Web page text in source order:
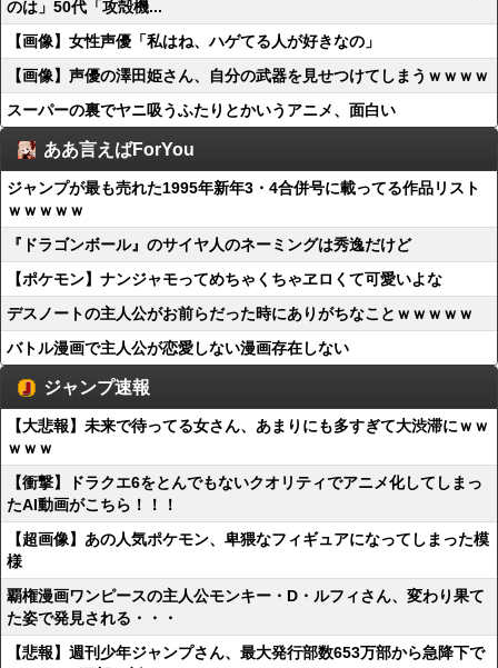
のは」50代「攻殻機...
【画像】女性声優「私はね、ハゲてる人が好きなの」
【画像】声優の澤田姫さん、自分の武器を見せつけてしまうｗｗｗｗ
スーパーの裏でヤニ吸うふたりとかいうアニメ、面白い
ああ言えばForYou
ジャンプが最も売れた1995年新年3・4合併号に載ってる作品リスト
ｗｗｗｗｗ
『ドラゴンボール』のサイヤ人のネーミングは秀逸だけど
【ポケモン】ナンジャモってめちゃくちゃヱロくて可愛いよな
デスノートの主人公がお前らだった時にありがちなことｗｗｗｗｗ
バトル漫画で主人公が恋愛しない漫画存在しない
ジャンプ速報
【大悲報】未来で待ってる女さん、あまりにも多すぎて大渋滞にｗｗ
ｗｗｗ
【衝撃】ドラクエ6をとんでもないクオリティでアニメ化してしまっ
たAI動画がこちら！！！
【超画像】あの人気ポケモン、卑猥なフィギュアになってしまった模
様
覇権漫画ワンピースの主人公モンキー・D・ルフィさん、変わり果て
た姿で発見される・・・
【悲報】週刊少年ジャンプさん、最大発行部数653万部から急降下で